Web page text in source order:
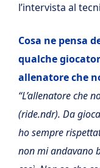
l’intervista al
Cosa ne pensa
qualche
allenatore che
“L’allenatore che
(ride.ndr). Da
ho sempre
non mi andavano